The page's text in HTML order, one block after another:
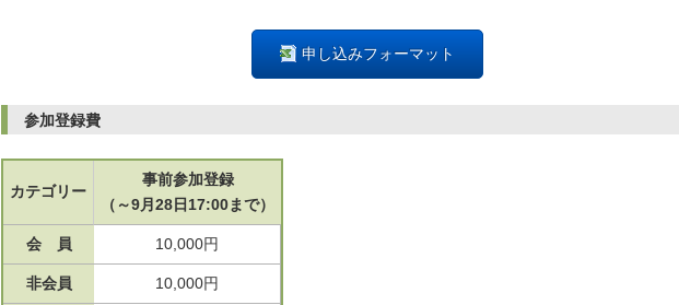
申し込みフォーマット
参加登録費
カテゴリー
事前参加登録
（～9月28日17:00まで）
会 員 10,000円
非会員 10,000円